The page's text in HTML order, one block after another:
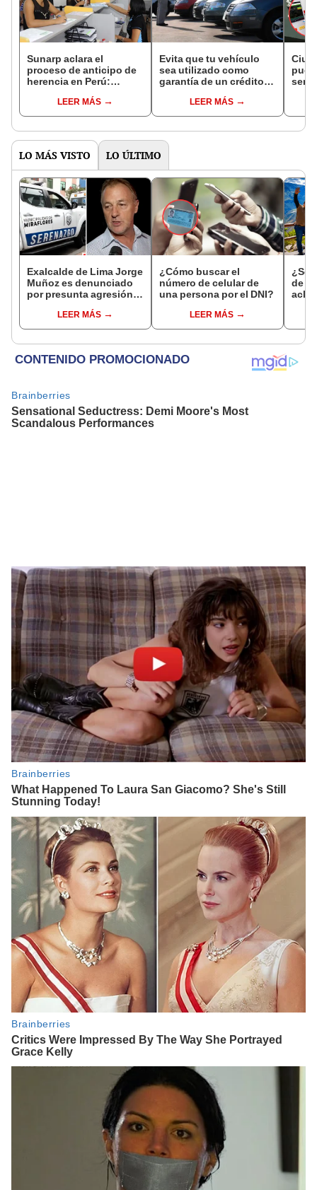
Sunarp aclara el
proceso de anticipo de
herencia en Perú:
trámite y quiénes
pueden acceder al
LEER MÁS
Evita que tu vehículo
sea utilizado como
garantía de un crédito
Sunarp: nueva medida
evitará actos
LEER MÁS
más
LO MÁS VISTO LO ÚLTIMO
Exalcalde de Lima Jorge
Muñoz es denunciado
por presunta agresión
de Miraflores
LEER MÁS
¿Cómo buscar el
número de celular de
una persona por el DNI?
LEER MÁS
¿Se
de